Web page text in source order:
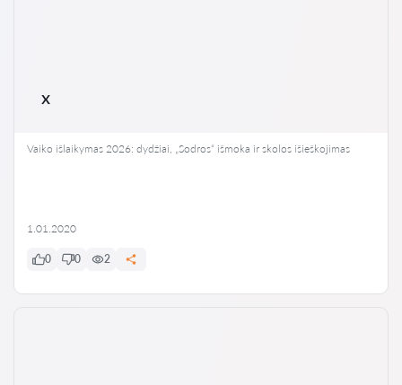
x
Vaiko išlaikymas 2026: dydžiai, „Sodros“ išmoka ir skolos išieškojimas
1.01.2020
0 0 2